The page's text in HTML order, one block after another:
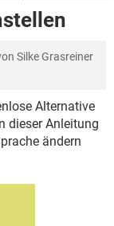
Silke Grasreiner
Alternative
dieser Anleitung
ändern